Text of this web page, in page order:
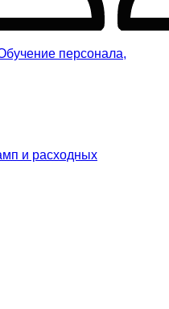
персонала,
и расходных